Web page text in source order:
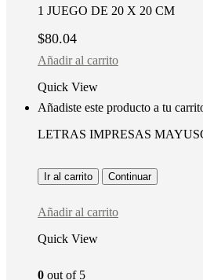
1 JUEGO DE 20 X 20 CM
$80.04
Añadir al carrito
Quick View
Añadiste este producto a tu
LETRAS IMPRESAS
Ir al carrito Continuar
Añadir al carrito
Quick View
0 out of 5